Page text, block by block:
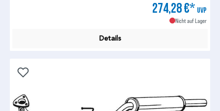
274,28 €* UVP
Nicht auf Lager
Details